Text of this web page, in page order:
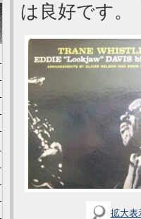
は良好です。
拡大表